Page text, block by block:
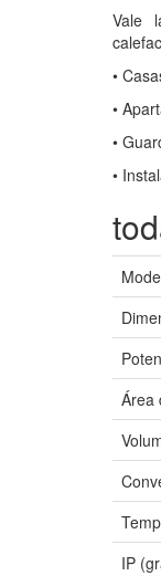
Vale
•
•
•
•
Área
IP